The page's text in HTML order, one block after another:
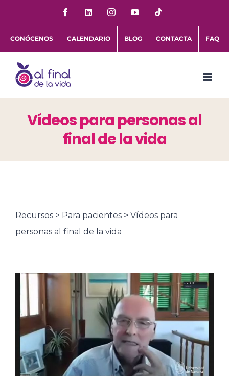
contenido
FacebookLinkedInInstagramYouTube
CONÓCENOS CALENDARIO BLOG CONTACTA FAQ
Vídeos para personas al
final de la vida
Recursos > Para pacientes > Vídeos para
personas al final de la vida